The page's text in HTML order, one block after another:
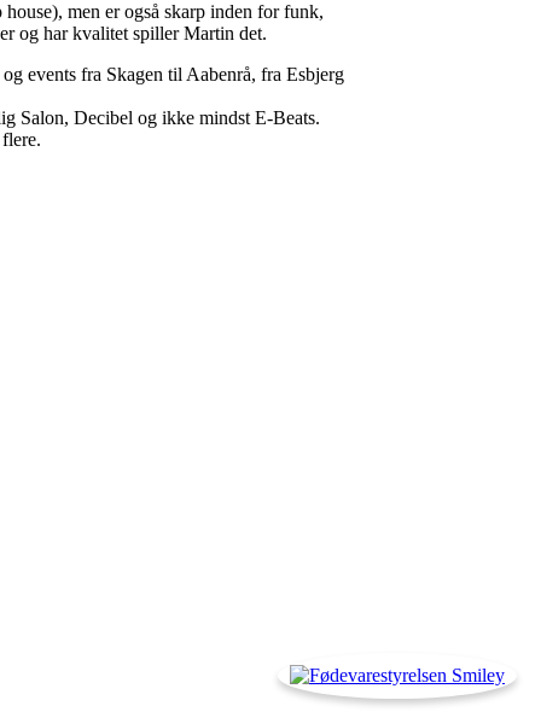
men er også skarp inden for funk,
og har kvalitet spiller Martin det.
events fra Skagen til Aabenrå, fra Esbjerg
Salon, Decibel og ikke mindst E-Beats.